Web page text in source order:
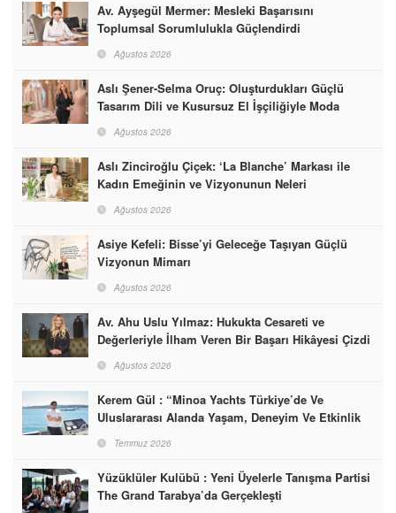
Av. Ayşegül Mermer: Mesleki Başarısını
Toplumsal Sorumlulukla Güçlendirdi
Ağustos 2026
Aslı Şener-Selma Oruç: Oluşturdukları Güçlü
Tasarım Dili ve Kusursuz El İşçiliğiyle Moda
Ağustos 2026
Aslı Zinciroğlu Çiçek: ‘La Blanche’ Markası ile
Kadın Emeğinin ve Vizyonunun Neleri
Ağustos 2026
Asiye Kefeli: Bisse’yi Geleceğe Taşıyan Güçlü
Vizyonun Mimarı
Ağustos 2026
Av. Ahu Uslu Yılmaz: Hukukta Cesareti ve
Değerleriyle İlham Veren Bir Başarı Hikâyesi Çizdi
Ağustos 2026
Kerem Gül : “Minoa Yachts Türkiye’de Ve
Uluslararası Alanda Yaşam, Deneyim Ve Etkinlik
Temmuz 2026
Yüzüklüler Kulübü : Yeni Üyelerle Tanışma Partisi
The Grand Tarabya’da Gerçekleşti